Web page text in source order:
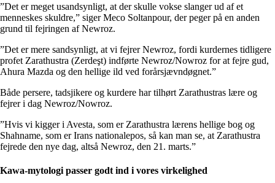
”Det er meget usandsynligt, at der skulle vokse slanger ud af et
menneskes skuldre,” siger Meco Soltanpour, der peger på en anden
grund til fejringen af Newroz.
”Det er mere sandsynligt, at vi fejrer Newroz, fordi kurdernes tidligere
profet Zarathustra (Zerdeşt) indførte Newroz/Nowroz for at fejre gud,
Ahura Mazda og den hellige ild ved forårsjævndøgnet.”
Både persere, tadsjikere og kurdere har tilhørt Zarathustras lære og
fejrer i dag Newroz/Nowroz.
”Hvis vi kigger i Avesta, som er Zarathustra lærens hellige bog og
Shahname, som er Irans nationalepos, så kan man se, at Zarathustra
fejrede den nye dag, altså Newroz, den 21. marts.”
Kawa-mytologi passer godt ind i vores virkelighed